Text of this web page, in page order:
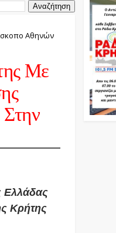
Αθηνών
Με
Ελλάδας
Κρήτης